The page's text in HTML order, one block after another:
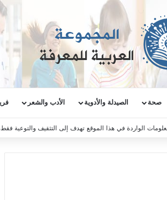
صحة الصيدلة والأدوية الأدب والشعر
الواردة في هذا الموقع تهدف إلى التثقيف والتوعية